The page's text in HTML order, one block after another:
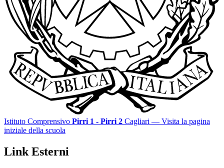
Istituto Comprensivo Pirri 1 - Pirri 2 Cagliari — Visita la pagina
iniziale della scuola
Link Esterni